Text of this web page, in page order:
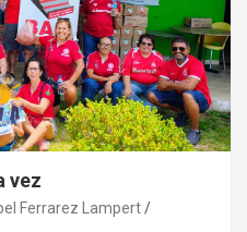
vez
Ferrarez Lampert